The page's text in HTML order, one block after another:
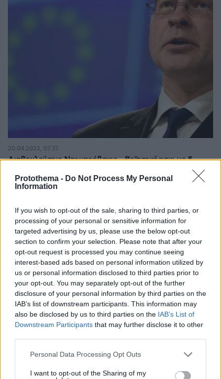
Protothema - Do Not Process My Personal
Information
If you wish to opt-out of the sale, sharing to third parties, or
processing of your personal or sensitive information for
targeted advertising by us, please use the below opt-out
section to confirm your selection. Please note that after your
opt-out request is processed you may continue seeing
interest-based ads based on personal information utilized by
us or personal information disclosed to third parties prior to
your opt-out. You may separately opt-out of the further
disclosure of your personal information by third parties on the
IAB’s list of downstream participants. This information may
also be disclosed by us to third parties on the IAB’s List of
Downstream Participants that may further disclose it to other
Please note that this website/app uses one or more Google
not limited to your visit or usage behaviour. You may click to
Personal Data Processing Opt Outs
I want to opt-out of the Sharing of my
Διαβουλεύσεις Ντομπρόβσκις - Βοϊτσεχόφσκι με 5
κράτη μέλη για τις εισαγωγές αγροτικών προϊόντων από
την Ουκρανία
μέλη
20.04.2023, 07:37